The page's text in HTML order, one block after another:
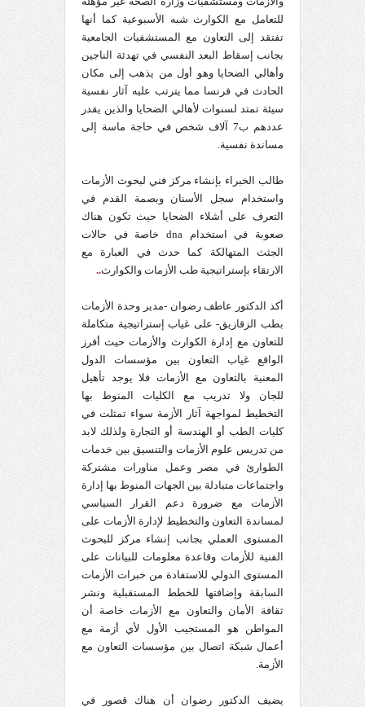
للتعامل مع الكوارث شبه الأسبوعية كما أنها
تفتقد إلى التعاون مع المستشفيات الجامعية
بجانب إسقاط البعد النفسي في تهدئة الناجين
وأهالي الضحايا وهو أول من يذهب إلى مكان
الحادث في فرنسا مما يترتب عليه آثار نفسية
سيئة تمتد لسنوات لأهالي الضحايا والذين يقدر
عددهم ب7 آلاف شخص في حاجة ماسة إلى
مساندة نفسية.
طالب الخبراء بإنشاء مركز فني لبحوث الأزمات
واستخدام سجل الأسنان وبصمة القدم في
التعرف على أشلاء الضحايا حيث تكون هناك
صعوبة في استخدام dna خاصة في حالات
الجثث المتهالكة كما حدث في العبارة مع
الارتقاء بإستراتيجية طب الأزمات والكوارث..
أكد الدكتور عاطف رضوان -مدير وحدة الأزمات
بطب الزقازيق- على غياب إستراتيجية متكاملة
للتعاون مع إدارة الكوارث والأزمات حيث أفرز
الواقع غياب التعاون بين مؤسسات الدول
المعنية بالتعاون مع الأزمات فلا يوجد تأهيل
للجان ولا تدريب مع الكليات المنوط بها
التخطيط لمواجهة آثار الأزمة سواء تمثلت في
كليات الطب أو الهندسة أو التجارة ولذلك لابد
من تدريس علوم الأزمات والتنسيق بين خدمات
الطوارئ في مصر وعمل مناورات مشتركة
واجتماعات متبادلة بين الجهات المنوط بها إدارة
الأزمات مع ضرورة دعم القرار السياسي
لمساندة التعاون والتخطيط لإدارة الأزمات على
المستوى العملي بجانب إنشاء مركز للبحوث
الفنية للأزمات وقاعدة معلومات للبيانات على
المستوى الدولي للاستفادة من خبرات الأزمات
السابقة وإضافتها للخطط المستقبلية ونشر
ثقافة الأمان والتعاون مع الأزمات خاصة أن
المواطن هو المستجيب الأول لأي أزمة مع
أعمال شبكة اتصال بين مؤسسات التعاون مع
الأزمة.
يضيف الدكتور رضوان أن هناك قصور في